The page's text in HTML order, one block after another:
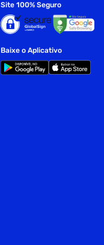
Site 100% Seguro
Baixe o Aplicativo